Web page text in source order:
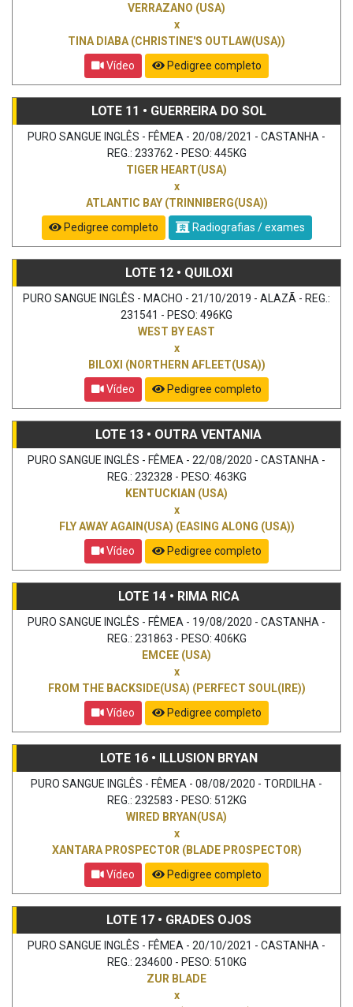
VERRAZANO (USA)
x
TINA DIABA (CHRISTINE'S OUTLAW(USA))
Vídeo
Pedigree completo
LOTE 11 • GUERREIRA DO SOL
PURO SANGUE INGLÊS - FÊMEA - 20/08/2021 - CASTANHA -
REG.: 233762 - PESO: 445KG
TIGER HEART(USA)
x
ATLANTIC BAY (TRINNIBERG(USA))
Pedigree completo
Radiografias / exames
LOTE 12 • QUILOXI
PURO SANGUE INGLÊS - MACHO - 21/10/2019 - ALAZÃ - REG.:
231541 - PESO: 496KG
WEST BY EAST
x
BILOXI (NORTHERN AFLEET(USA))
Vídeo
Pedigree completo
LOTE 13 • OUTRA VENTANIA
PURO SANGUE INGLÊS - FÊMEA - 22/08/2020 - CASTANHA -
REG.: 232328 - PESO: 463KG
KENTUCKIAN (USA)
x
FLY AWAY AGAIN(USA) (EASING ALONG (USA))
Vídeo
Pedigree completo
LOTE 14 • RIMA RICA
PURO SANGUE INGLÊS - FÊMEA - 19/08/2020 - CASTANHA -
REG.: 231863 - PESO: 406KG
EMCEE (USA)
x
FROM THE BACKSIDE(USA) (PERFECT SOUL(IRE))
Vídeo
Pedigree completo
LOTE 16 • ILLUSION BRYAN
PURO SANGUE INGLÊS - FÊMEA - 08/08/2020 - TORDILHA -
REG.: 232583 - PESO: 512KG
WIRED BRYAN(USA)
x
XANTARA PROSPECTOR (BLADE PROSPECTOR)
Vídeo
Pedigree completo
LOTE 17 • GRADES OJOS
PURO SANGUE INGLÊS - FÊMEA - 20/10/2021 - CASTANHA -
REG.: 234600 - PESO: 510KG
ZUR BLADE
x